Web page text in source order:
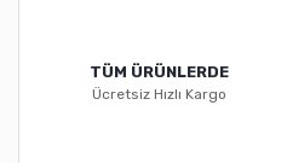
TÜM ÜRÜNLERDE
Ücretsiz Hızlı Kargo